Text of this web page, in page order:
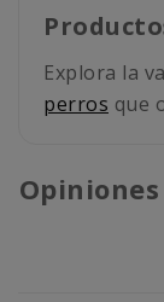
Explora la
perros que